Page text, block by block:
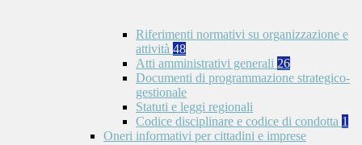
Riferimenti normativi su organizzazione e
attività 48
Atti amministrativi generali 26
Documenti di programmazione strategico-
gestionale
Statuti e leggi regionali
Codice disciplinare e codice di condotta 1
Oneri informativi per cittadini e imprese